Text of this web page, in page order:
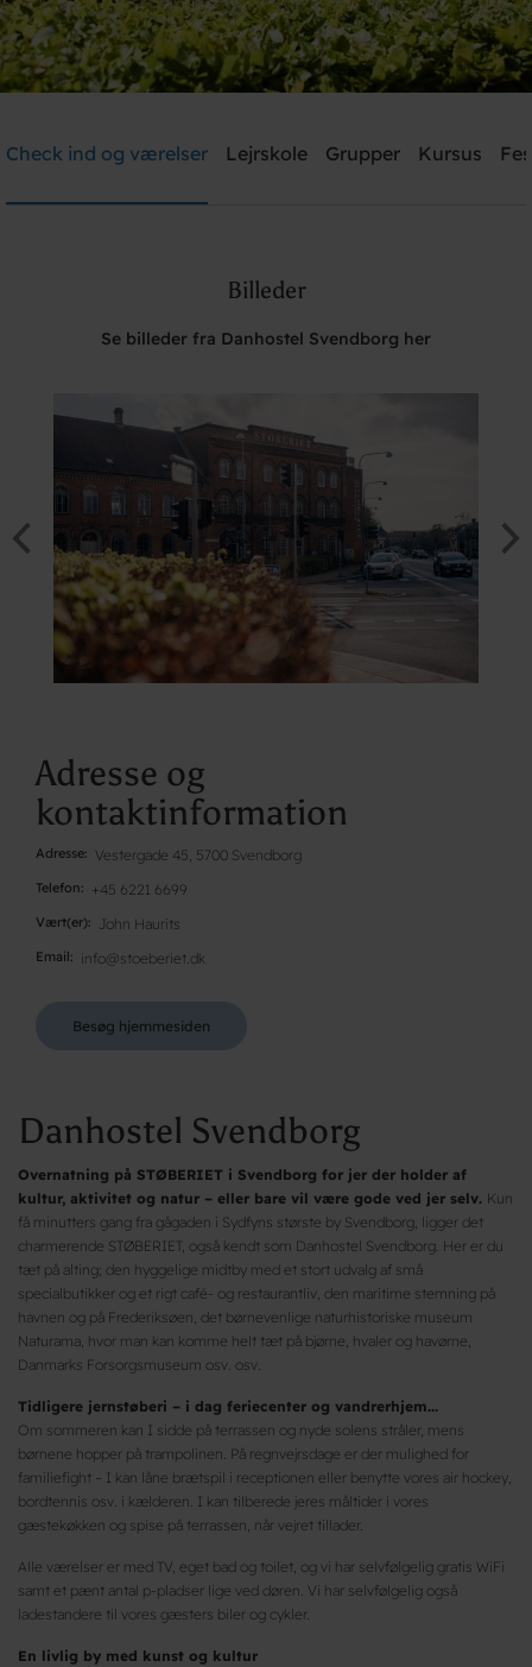
Brug for hjælp? Ring+45 6221 6699
Check ind og værelser Lejrskole Grupper Kursus
Billeder
Se billeder fra Danhostel Svendborg her
Adresse og
kontaktinformation
Adresse Vestergade 45, 5700 Svendborg
Telefon +45 6221 6699
Vært(er) John Haurits
Email info@stoeberiet.dk
Besøg hjemmesiden
Danhostel Svendborg
Overnatning på STØBERIET i Svendborg for jer der holder af
kultur, aktivitet og natur – eller bare vil være gode ved jer selv. Kun
få minutters gang fra gågaden i Sydfyns største by Svendborg, ligger det
charmerende STØBERIET, også kendt som Danhostel Svendborg. Her er du
tæt på alting; den hyggelige midtby med et stort udvalg af små
specialbutikker og et rigt café- og restaurantliv, den maritime stemning på
havnen og på Frederiksøen, det børnevenlige naturhistoriske museum
Naturama, hvor man kan komme helt tæt på bjørne, hvaler og havørne,
Danmarks Forsorgsmuseum osv. osv.
Tidligere jernstøberi – i dag feriecenter og vandrerhjem...
Om sommeren kan I sidde på terrassen og nyde solens stråler, mens
børnene hopper på trampolinen. På regnvejrsdage er der mulighed for
familiefight – I kan låne brætspil i receptionen eller benytte vores air hockey,
bordtennis osv. i kælderen. I kan tilberede jeres måltider i vores
gæstekøkken og spise på terrassen, når vejret tillader.
Alle værelser er med TV, eget bad og toilet, og vi har selvfølgelig gratis WiFi
samt et pænt antal p-pladser lige ved døren. Vi har selvfølgelig også
ladestandere til vores gæsters biler og cykler.
En livlig by med kunst og kultur